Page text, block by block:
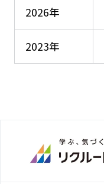
2026年
2023年